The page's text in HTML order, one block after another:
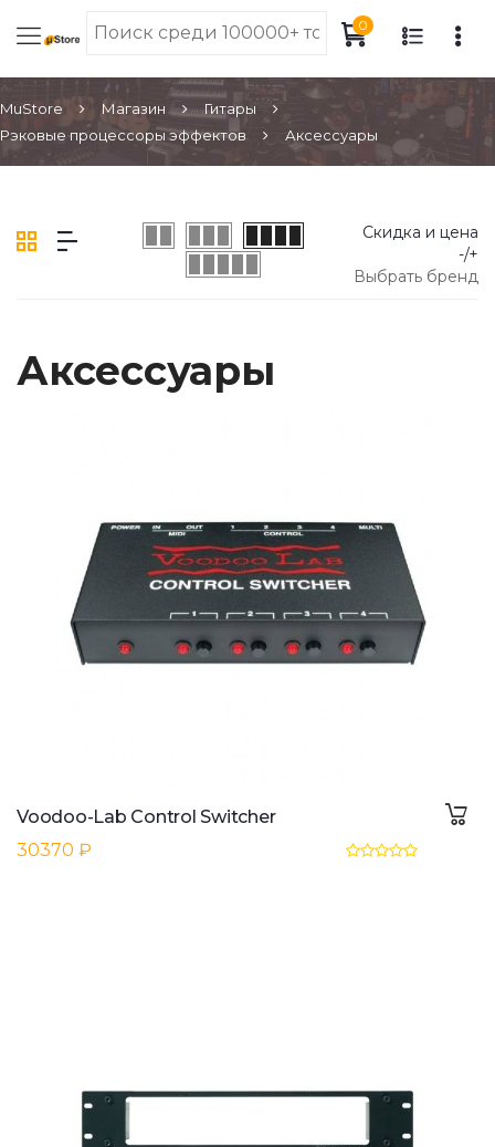
0
MuStore Магазин
Гитары
Рэковые процессоры эффектов
Аксессуары
Скидка и цена
-/+
Выбрать бренд
Аксессуары
Voodoo-Lab Control Switcher
30370 ₽